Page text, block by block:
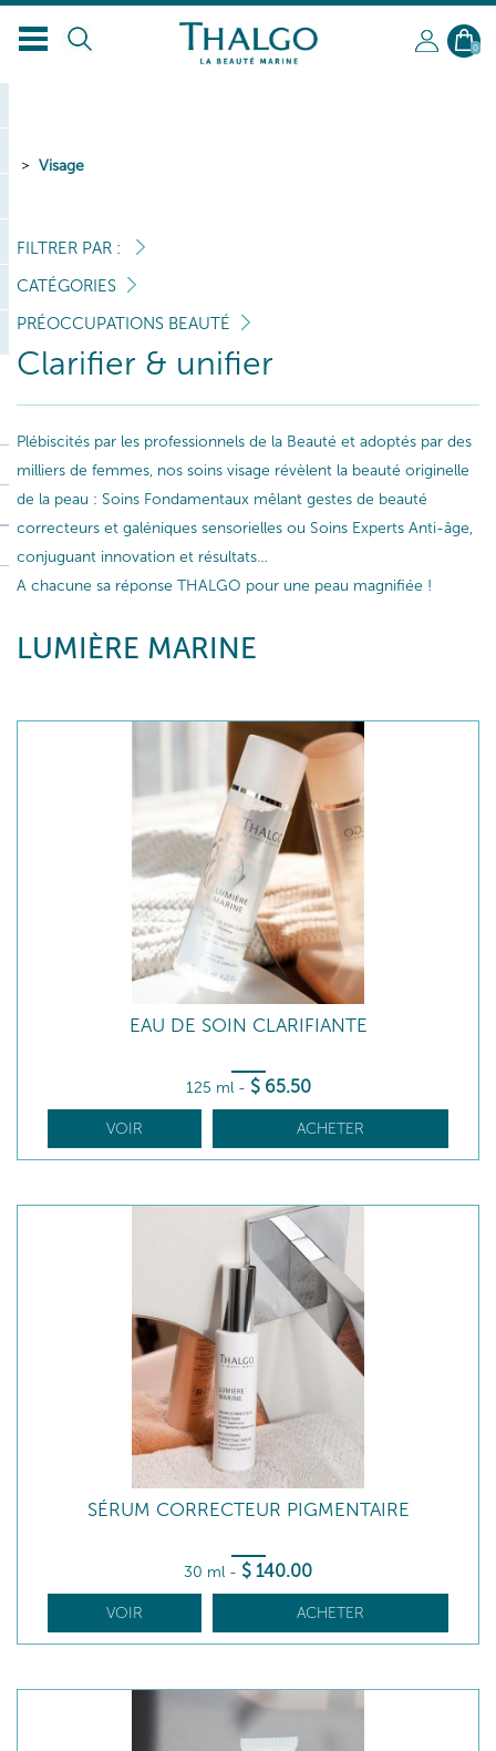
FR
0
Visage
FILTRER PAR :
CATÉGORIES
PRÉOCCUPATIONS BEAUTÉ
Clarifier & unifier
Plébiscités par les professionnels de la Beauté et adoptés par des
milliers de femmes, nos soins visage révèlent la beauté originelle
de la peau : Soins Fondamentaux mêlant gestes de beauté
correcteurs et galéniques sensorielles ou Soins Experts Anti-âge,
conjuguant innovation et résultats…
A chacune sa réponse THALGO pour une peau magnifiée !
LUMIÈRE MARINE
EAU DE SOIN CLARIFIANTE
125 ml - $ 65.50
VOIR ACHETER
SÉRUM CORRECTEUR PIGMENTAIRE
30 ml - $ 140.00
VOIR ACHETER